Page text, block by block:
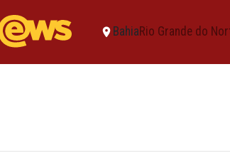
BahiaRio Grande do